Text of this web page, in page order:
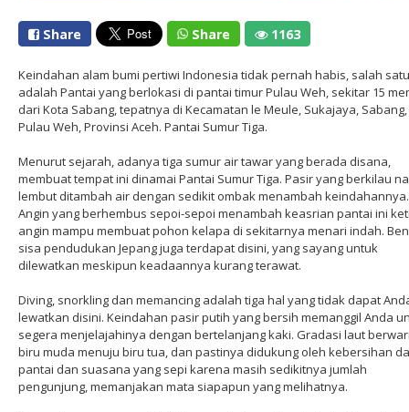
Share Share 1163
Keindahan alam bumi pertiwi Indonesia tidak pernah habis, salah
adalah Pantai yang berlokasi di pantai timur Pulau Weh, sekitar 15
dari Kota Sabang, tepatnya di Kecamatan le Meule, Sukajaya, Sabang,
Pulau Weh, Provinsi Aceh. Pantai Sumur Tiga.
Menurut sejarah, adanya tiga sumur air tawar yang berada disana,
membuat tempat ini dinamai Pantai Sumur Tiga. Pasir yang berkilau
lembut ditambah air dengan sedikit ombak menambah keindahannya.
Angin yang berhembus sepoi-sepoi menambah keasrian pantai ini
angin mampu membuat pohon kelapa di sekitarnya menari indah.
sisa pendudukan Jepang juga terdapat disini, yang sayang untuk
dilewatkan meskipun keadaannya kurang terawat.
Diving, snorkling dan memancing adalah tiga hal yang tidak dapat
lewatkan disini. Keindahan pasir putih yang bersih memanggil Anda
segera menjelajahinya dengan bertelanjang kaki. Gradasi laut
biru muda menuju biru tua, dan pastinya didukung oleh kebersihan
pantai dan suasana yang sepi karena masih sedikitnya jumlah
pengunjung, memanjakan mata siapapun yang melihatnya.